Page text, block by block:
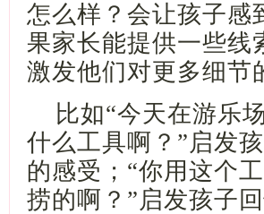
怎么样？会让孩子感
果家长能提供一些线
激发他们对更多细节
比如“今天在游乐
什么工具啊？”启发
的感受；“你用这个
捞的啊？”启发孩子